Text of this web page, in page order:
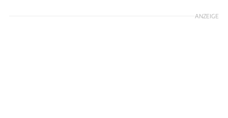
ANZEIGE